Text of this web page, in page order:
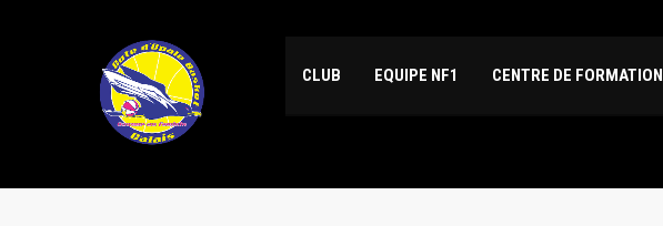
CLUB EQUIPE NF1 CENTRE DE FORMATION